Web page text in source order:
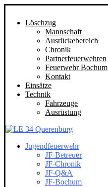
Löschzug
Mannschaft
Ausrückebereich
Chronik
Partnerfeuerwehren
Feuerwehr Bochum
Kontakt
Einsätze
Technik
Fahrzeuge
Ausrüstung
Jugendfeuerwehr
JF-Betreuer
JF-Chronik
JF-Q&A
JF-Bochum